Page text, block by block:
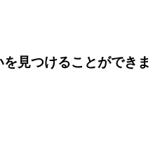
見つけることができま